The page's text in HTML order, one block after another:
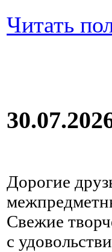
Читать
Дорогие
Свежие
с